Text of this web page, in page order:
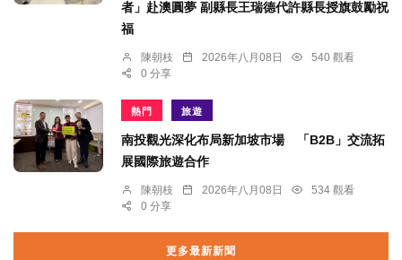
者」赴澳圓夢 副縣長王瑞德代許縣長授旗鼓勵祝
福
陳朝枝 2026年八月08日
540 觀看
0 分享
熱門 旅遊
南投觀光深化布局新加坡市場 「B2B」交流拓
展國際旅遊合作
陳朝枝 2026年八月08日
534 觀看
0 分享
更多最新新聞